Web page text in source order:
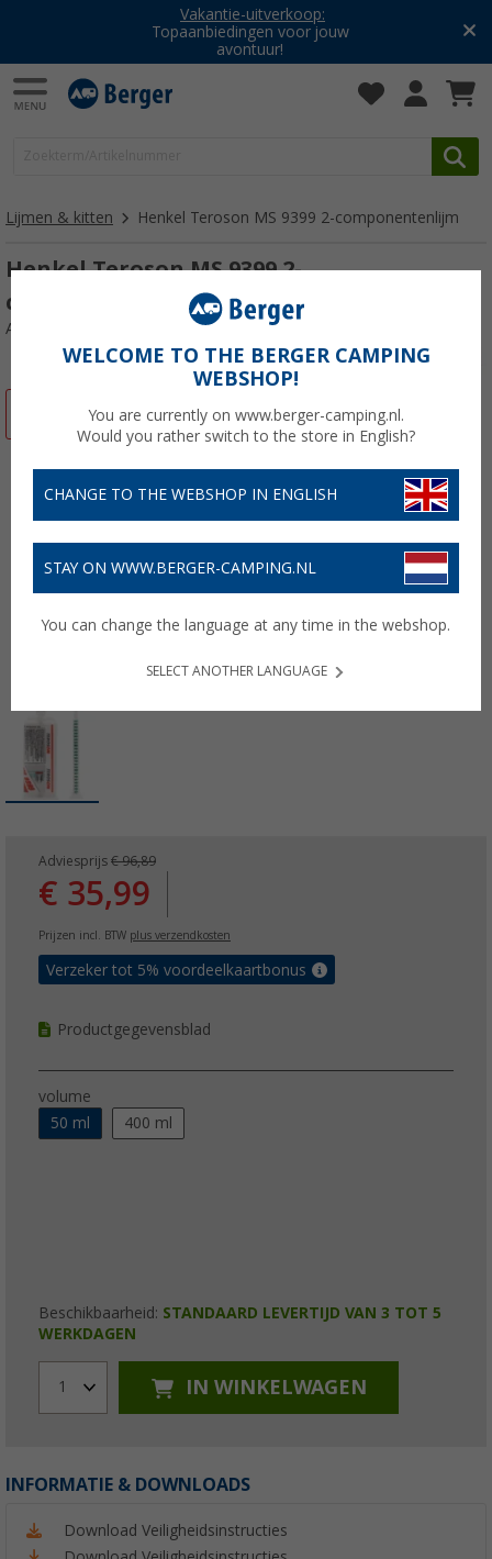
Vakantie-uitverkoop:
Topaanbiedingen voor jouw
avontuur!
Lijmen & kitten Henkel Teroson MS 9399 2-componentenlijm
Henkel Teroson MS 9399 2-
componentenlijm wit 50 ml
Artikelnr: 712864
Adviesprijs € 96,89
€ 35,99
Prijzen incl. BTW plus verzendkosten
Verzeker tot 5% voordeelkaartbonus
Productgegevensblad
volume
50 ml
400 ml
Beschikbaarheid: STANDAARD LEVERTIJD VAN 3 TOT 5
WERKDAGEN
1 IN WINKELWAGEN
INFORMATIE & DOWNLOADS
Download Veiligheidsinstructies
WELCOME TO THE BERGER CAMPING
WEBSHOP!
You are currently on www.berger-camping.nl.
Would you rather switch to the store in English?
CHANGE TO THE WEBSHOP IN ENGLISH
STAY ON WWW.BERGER-CAMPING.NL
You can change the language at any time in the webshop.
SELECT ANOTHER LANGUAGE